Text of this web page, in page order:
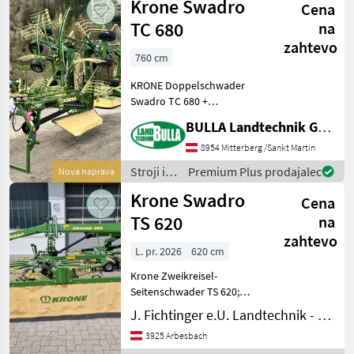
za žetev
in
spravilo
/ Krone
Nova naprava
Krone Swadro
TC 680
Cena
na
zahtevo
760 cm
KRONE Doppelschwader
Swadro TC 680 +
Arbeitsbreitenverstellung
bis 6, 8 Meter + 13
Zinkenarme je Kreisel +
Tridemfahrwerk je Kreisel +
AS Bereifung 1
BULLA Landtechnik GmbH
8954 Mitterberg /Sankt Martin
Stroji in
oprema
za žetev
in
spravilo
/ Krone
Premium Plus prodajalec
Krone Swadro
TS 620
Cena
na
zahtevo
L. pr. 2026
620 cm
Krone Zweikreisel-
Seitenschwader TS 620;
Kreiseldurchmesser 296cm,
10 Zinkenarme vorne, 13
Zinkenarme hinten mit
J. Fichtinger e.U. Landtechnik - Metalltechnik
3925 Arbesbach